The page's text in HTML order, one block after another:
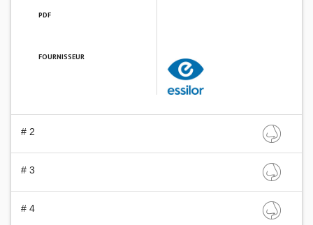
PDF
FOURNISSEUR
# 2
# 3
# 4